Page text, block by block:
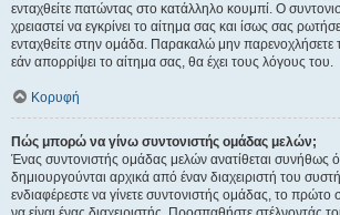
ενταχθείτε πατώντας στο κατάλληλο κουμπί. Ο
χρειαστεί να εγκρίνει το αίτημα σας και ίσως σας
ενταχθείτε στην ομάδα. Παρακαλώ μην παρενοχλήσετε
εάν απορρίψει το αίτημα σας, θα έχει τους λόγους του.
Κορυφή
Πώς μπορώ να γίνω συντονιστής ομάδας μελών;
Ένας συντονιστής ομάδας μελών ανατίθεται συνήθως
δημιουργούνται αρχικά από έναν διαχειριστή του
ενδιαφέρεστε να γίνετε συντονιστής ομάδας, το